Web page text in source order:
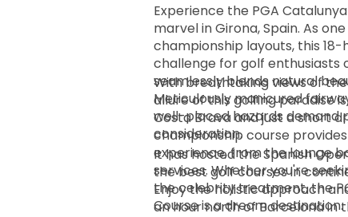
Experience the PGA
marvel in Girona, Spain. As
championship layouts, this
challenge for golf enthusiasts
seamlessly blends natural
Meticulously manicured
well-placed hazards demand
consideration.
With breathtaking views of
allure of this golfing paradise
Costa Brava and just a short
championship course
experience, from the lounge
services. Whether you're
the celebrity treatment, the
Course is a dream destination.
It has hosted the Spanish
the best golf courses in
Enjoy the holistic approach
an hour north of Barcelona in